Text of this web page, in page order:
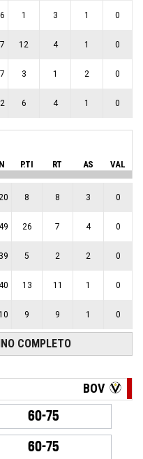
1 3 1 0
12 4 1 0
3 1 2 0
6 4 1 0
P.TI RT AS VAL
8 8 3 0
26 7 4 0
5 2 2 0
13 11 1 0
9 9 1 0
COMPLETO
BOV
60-75
60-75